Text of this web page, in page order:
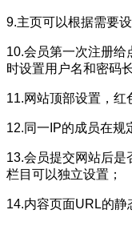
9.主页可以根据需要
10.会员第一次注册给
时设置用户名和密码
11.网站顶部设置，红
12.同一IP的成员在规
13.会员提交网站后是
栏目可以独立设置；
14.内容页面URL的静